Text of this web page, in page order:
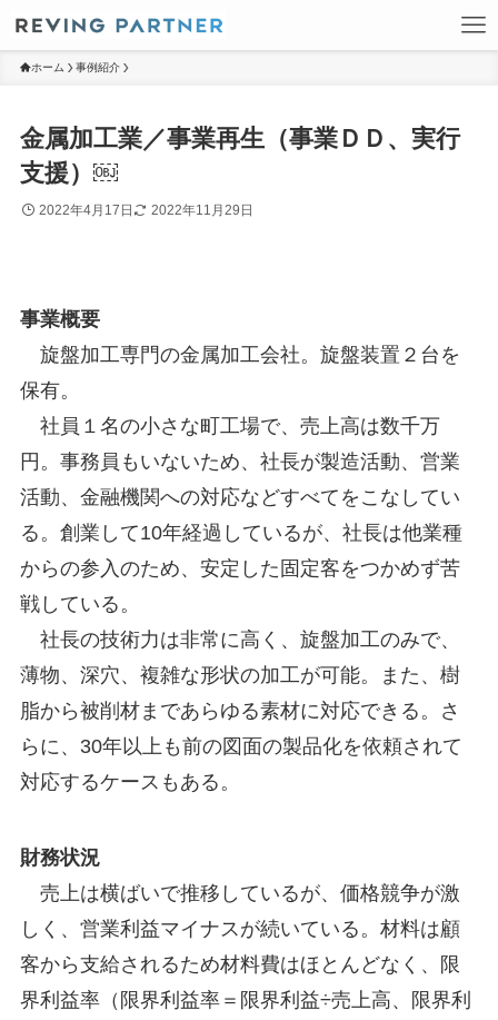
ホーム 事例紹介
金属加工業／事業再生（事業ＤＤ、実行
支援）￼
2022年4月17日 2022年11月29日
事業概要
旋盤加工専門の金属加工会社。旋盤装置２台を
保有。
社員１名の小さな町工場で、売上高は数千万
円。事務員もいないため、社長が製造活動、営業
活動、金融機関への対応などすべてをこなしてい
る。創業して10年経過しているが、社長は他業種
からの参入のため、安定した固定客をつかめず苦
戦している。
社長の技術力は非常に高く、旋盤加工のみで、
薄物、深穴、複雑な形状の加工が可能。また、樹
脂から被削材まであらゆる素材に対応できる。さ
らに、30年以上も前の図面の製品化を依頼されて
対応するケースもある。
財務状況
売上は横ばいで推移しているが、価格競争が激
しく、営業利益マイナスが続いている。材料は顧
客から支給されるため材料費はほとんどなく、限
界利益率（限界利益率＝限界利益÷売上高、限界利